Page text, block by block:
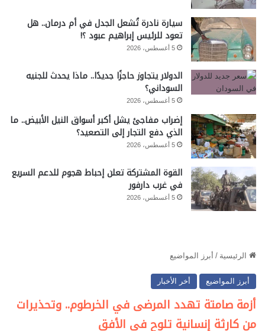
سيارة نادرة تُشعل الجدل في أم درمان.. هل
تعود للرئيس إبراهيم عبود ؟!
5 أغسطس، 2026
الدولار يتجاوز حاجزًا جديدًا.. ماذا يحدث للجنيه
السوداني؟
5 أغسطس، 2026
إضراب مفاجئ يشل أكبر أسواق النيل الأبيض.. ما
الذي دفع التجار إلى التصعيد؟
5 أغسطس، 2026
القوة المشتركة تعلن إحباط هجوم للدعم السريع
في غرب دارفور
5 أغسطس، 2026